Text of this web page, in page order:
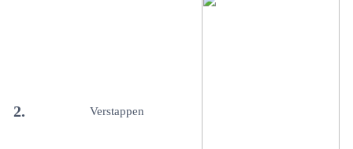
2. Verstappen